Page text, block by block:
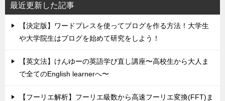
最近更新した記事
【決定版】ワードプレスを使ってブログを作る方法！大学生
や大学院生はブログを始めて研究をしよう！
【英文法】けんゆーの英語学び直し講座〜高校生から大人ま
で全てのEnglish learnerへ〜
【フーリエ解析】フーリエ級数から高速フーリエ変換(FFT)ま